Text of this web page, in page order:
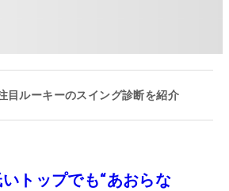
目ルーキーのスイング診断を紹介
トップでも“あおらな